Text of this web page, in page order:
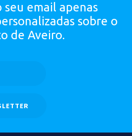
seu email apenas
sobre o
de Aveiro.